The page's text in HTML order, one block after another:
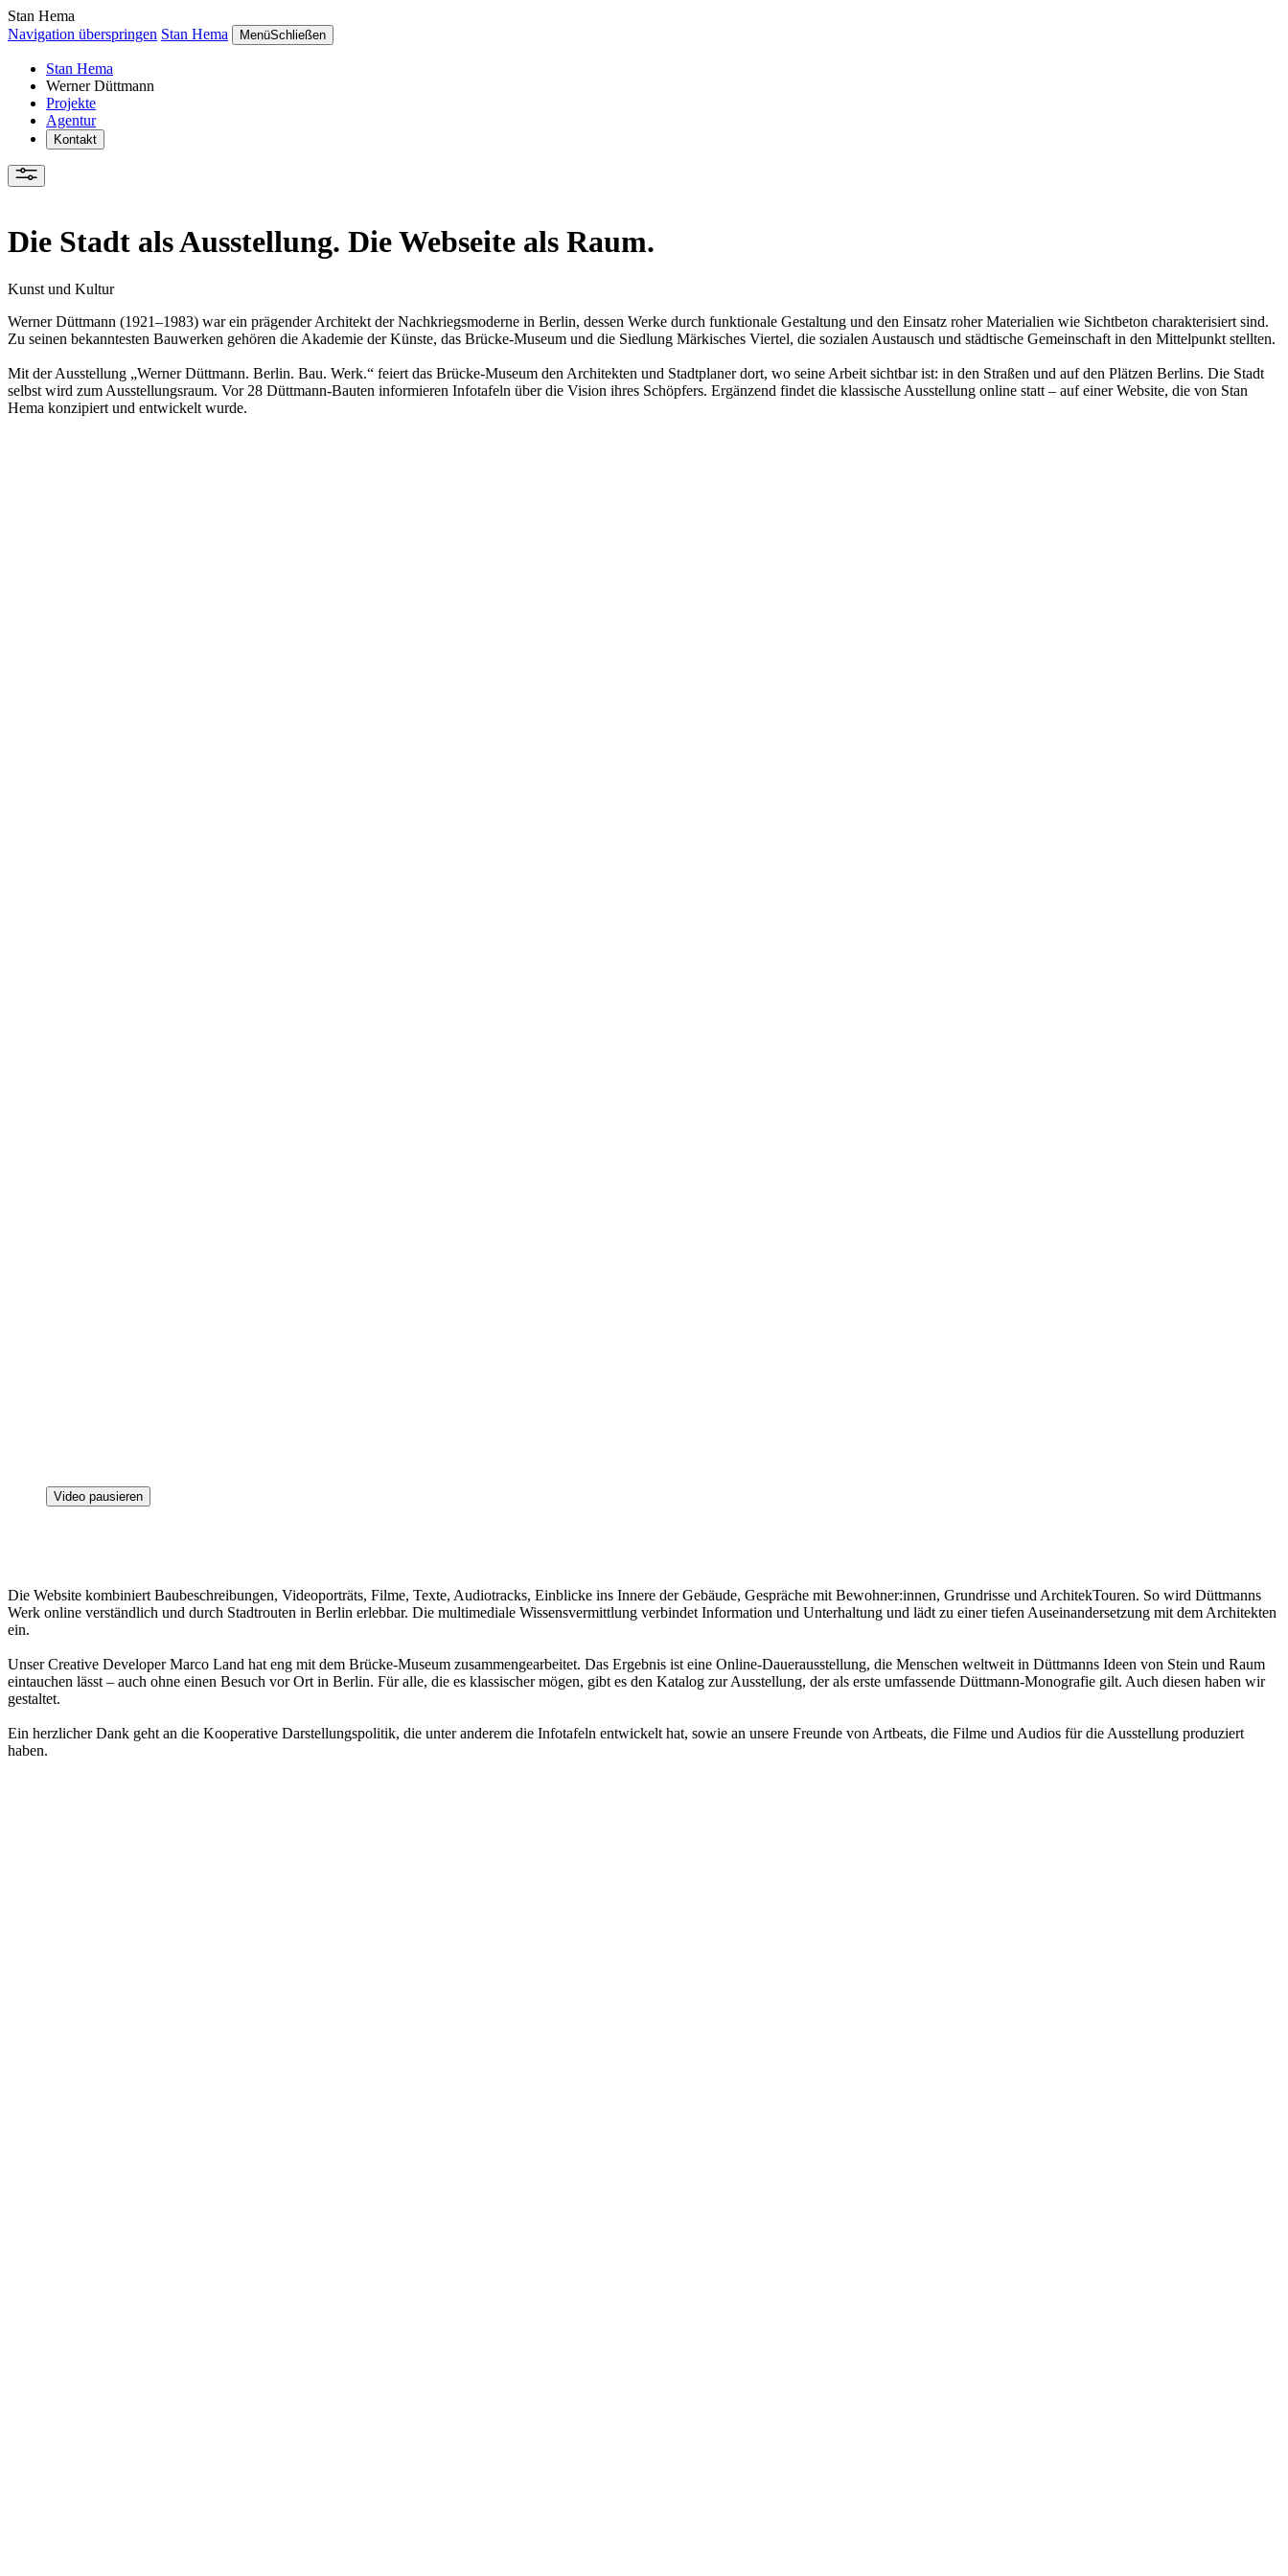
Stan Hema
Navigation überspringen Stan Hema MenüSchließen
Stan Hema
Werner Düttmann
Projekte
Agentur
Kontakt
Die Stadt als Ausstellung. Die Webseite als Raum.
Kunst und Kultur
Werner Düttmann (1921–1983) war ein prägender Architekt der Nachkriegsmoderne in Berlin, dessen Werke durch funktionale Gestaltung und den Einsatz roher Materialien wie Sichtbeton charakterisiert sind.
Zu seinen bekanntesten Bauwerken gehören die Akademie der Künste, das Brücke-Museum und die Siedlung Märkisches Viertel, die sozialen Austausch und städtische Gemeinschaft in den Mittelpunkt stellten.
Mit der Ausstellung „Werner Düttmann. Berlin. Bau. Werk.“ feiert das Brücke-Museum den Architekten und Stadtplaner dort, wo seine Arbeit sichtbar ist: in den Straßen und auf den Plätzen Berlins. Die Stadt
selbst wird zum Ausstellungsraum. Vor 28 Düttmann-Bauten informieren Infotafeln über die Vision ihres Schöpfers. Ergänzend findet die klassische Ausstellung online statt – auf einer Website, die von Stan
Hema konzipiert und entwickelt wurde.
Video pausieren
Die Website kombiniert Baubeschreibungen, Videoporträts, Filme, Texte, Audiotracks, Einblicke ins Innere der Gebäude, Gespräche mit Bewohner:innen, Grundrisse und ArchitekTouren. So wird Düttmanns
Werk online verständlich und durch Stadtrouten in Berlin erlebbar. Die multimediale Wissensvermittlung verbindet Information und Unterhaltung und lädt zu einer tiefen Auseinandersetzung mit dem Architekten
ein.
Unser Creative Developer Marco Land hat eng mit dem Brücke-Museum zusammengearbeitet. Das Ergebnis ist eine Online-Dauerausstellung, die Menschen weltweit in Düttmanns Ideen von Stein und Raum
eintauchen lässt – auch ohne einen Besuch vor Ort in Berlin. Für alle, die es klassischer mögen, gibt es den Katalog zur Ausstellung, der als erste umfassende Düttmann-Monografie gilt. Auch diesen haben wir
gestaltet.
Ein herzlicher Dank geht an die Kooperative Darstellungspolitik, die unter anderem die Infotafeln entwickelt hat, sowie an unsere Freunde von Artbeats, die Filme und Audios für die Ausstellung produziert
haben.